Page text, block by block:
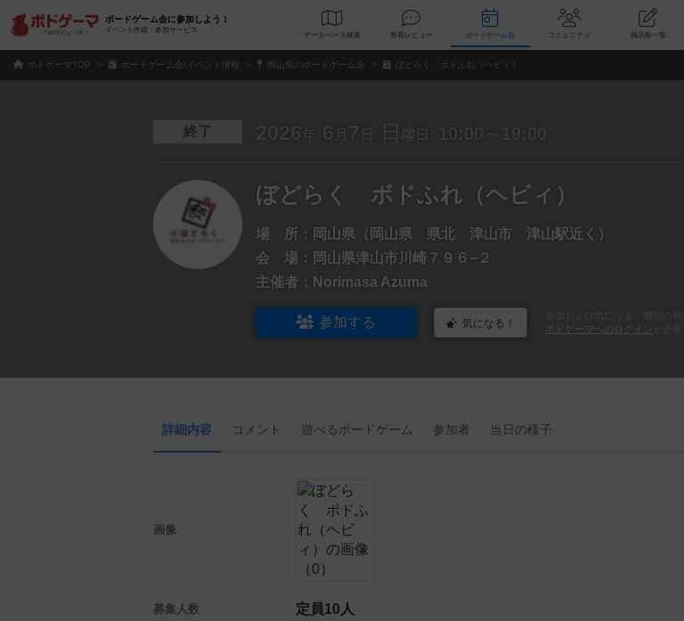
ボードゲーム会に参加しよう！
イベント作成・参加サービス
データベース 検索 新着レビュー ボードゲーム会 コミュニティ
ボドゲーマTOP ボードゲーム会/イベント情報 岡山県のボードゲーム会 ぼどらく ボドふれ（ヘビィ）
終了 2026 年 6 月 7 日 日 曜日 10:00～19:00
ぼどらく ボドふれ（ヘビィ）
場 所： 岡山県（岡山県 県北 津山市 津山駅近く）
会 場： 岡山県津山市川崎７９６−２
主催者： Norimasa Azuma
参加する 気になる！
ボドゲーマへのログイン
詳細内容 コメント 遊べるボードゲーム 参加者 当日の様子
画像
募集人数 定員10人